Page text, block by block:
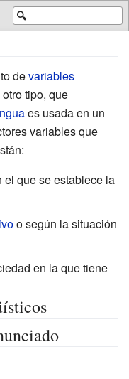
🔍
devariables
tipo, que
es usada en un
variables que
que se establece la
o según la situación
en la que tiene